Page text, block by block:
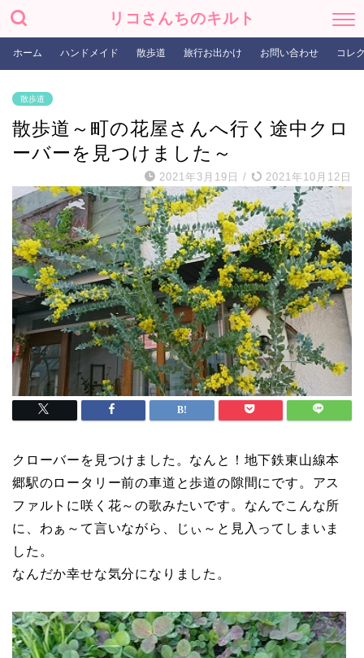
リコさんちのキルト
ホーム ハンドメイド 散歩道 旅行お出かけ お問い合わせ コレ
散歩道
散歩道～町の花屋さんへ行く途中クロ
ーバーを見つけました～
2021年3月19日 / 2021年10月12日
クローバーを見つけました。なんと！地下鉄東山線本
郷駅のロータリー前の車道と歩道の隙間にです。アス
ファルトに咲く花～の歌みたいです。なんでこんな所
に、わぁ～て言いながら、じぃ～と見入ってしまいま
した。
なんだか幸せな気分になりました。